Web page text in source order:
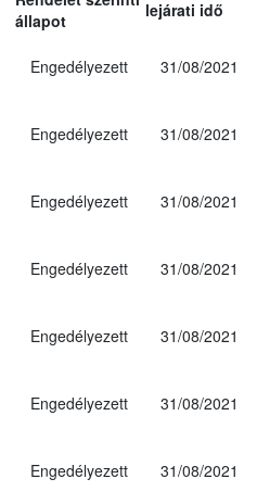
állapot
lejárati idő
Engedélyezett 31/08/2021
Engedélyezett 31/08/2021
Engedélyezett 31/08/2021
Engedélyezett 31/08/2021
Engedélyezett 31/08/2021
Engedélyezett 31/08/2021
Engedélyezett 31/08/2021